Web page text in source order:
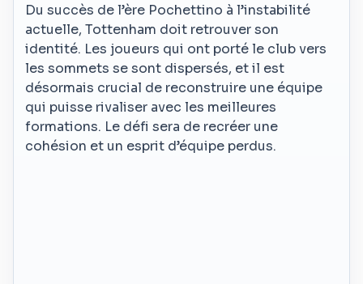
Du succès de l’ère Pochettino à l’instabilité
actuelle, Tottenham doit retrouver son
identité. Les joueurs qui ont porté le club vers
les sommets se sont dispersés, et il est
désormais crucial de reconstruire une équipe
qui puisse rivaliser avec les meilleures
formations. Le défi sera de recréer une
cohésion et un esprit d’équipe perdus.